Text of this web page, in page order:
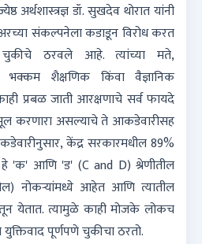
अर्थशास्त्रज्ञ डॉ. सुखदेव थोरात यांनी
संकल्पनेला कडाडून विरोध करत
चुकीचे ठरवले आहे. त्यांच्या मते,
भक्कम शैक्षणिक किंवा वैज्ञानिक
प्रबळ जाती आरक्षणाचे सर्व फायदे
करणारा असल्याचे ते आकडेवारीसह
केंद्र सरकारमधील 89%
हे 'क' आणि 'ड' (C and D) श्रेणीतील
नोकऱ्यांमध्ये आहेत आणि त्यातील
येतात. त्यामुळे काही मोजके लोकच
पूर्णपणे चुकीचा ठरतो.